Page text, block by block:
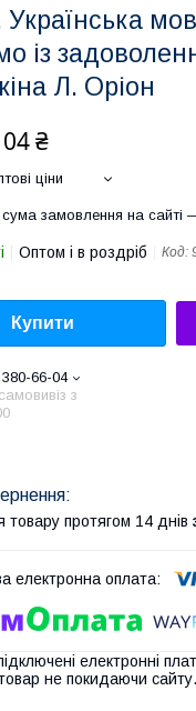
Українська
із
Л. Оріон
₴
ціни
сума замовлення на сайті
Оптом і в роздріб Код:
Купити
66-04
з
товару протягом 14 днів
електронні
не покидаючи сайту.